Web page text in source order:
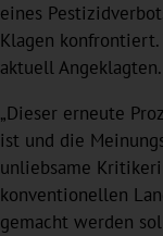
eines
Klagen
aktuell Angeklagten.
„Dieser erneute
ist und die
unliebsame
konventionellen
gemacht werden